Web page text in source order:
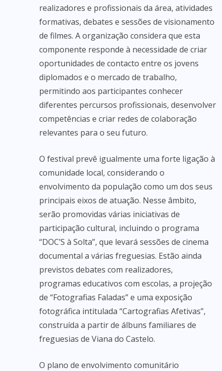
realizadores e profissionais da área, atividades
formativas, debates e sessões de visionamento
de filmes. A organização considera que esta
componente responde à necessidade de criar
oportunidades de contacto entre os jovens
diplomados e o mercado de trabalho,
permitindo aos participantes conhecer
diferentes percursos profissionais, desenvolver
competências e criar redes de colaboração
relevantes para o seu futuro.
O festival prevê igualmente uma forte ligação à
comunidade local, considerando o
envolvimento da população como um dos seus
principais eixos de atuação. Nesse âmbito,
serão promovidas várias iniciativas de
participação cultural, incluindo o programa
“DOC’S à Solta”, que levará sessões de cinema
documental a várias freguesias. Estão ainda
previstos debates com realizadores,
programas educativos com escolas, a projeção
de “Fotografias Faladas” e uma exposição
fotográfica intitulada “Cartografias Afetivas”,
construída a partir de álbuns familiares de
freguesias de Viana do Castelo.
O plano de envolvimento comunitário